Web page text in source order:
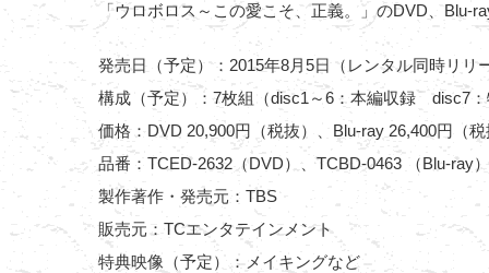
「ウロボロス～この愛こそ、正義。」のDVD、Blu-
発売日（予定）：2015年8月5日（レンタル同時リリ
構成（予定）：7枚組（disc1～6：本編収録 disc7
価格：DVD 20,900円（税抜）、Blu-ray 26,400円（
品番：TCED-2632（DVD）、TCBD-0463 （Blu-ray）
製作著作・発売元：TBS
販売元：TCエンタテインメント
特典映像（予定）：メイキングなど